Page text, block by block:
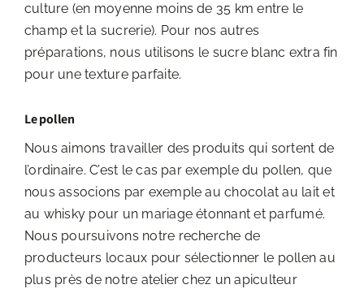
culture (en moyenne moins de 35 km entre le
champ et la sucrerie). Pour nos autres
préparations, nous utilisons le sucre blanc extra fin
pour une texture parfaite.
Le pollen
Nous aimons travailler des produits qui sortent de
l’ordinaire. C’est le cas par exemple du pollen, que
nous associons par exemple au chocolat au lait et
au whisky pour un mariage étonnant et parfumé.
Nous poursuivons notre recherche de
producteurs locaux pour sélectionner le pollen au
plus près de notre atelier chez un apiculteur